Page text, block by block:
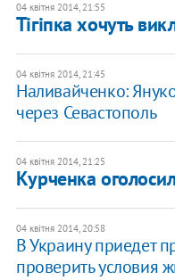
04 квітня 2014, 21:55
Тігіпка хочуть
04 квітня 2014, 21:45
Наливайченко:
через Севастополь
04 квітня 2014, 21:25
Курченка
04 квітня 2014, 20:58
В Украину приедет
проверить условия